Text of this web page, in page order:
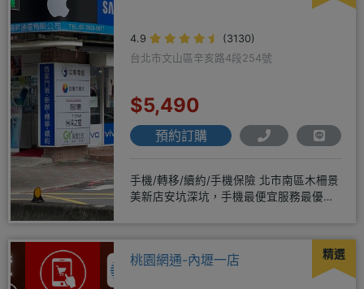
4.9
(3130)
台北市文山區辛亥路4段254號
$5,490
預約訂購
手機/轉移/續約/手機保險 北市南區木柵景
美新店安坑深坑，手機最便宜服務最優
精選
桃園網通-內壢一店